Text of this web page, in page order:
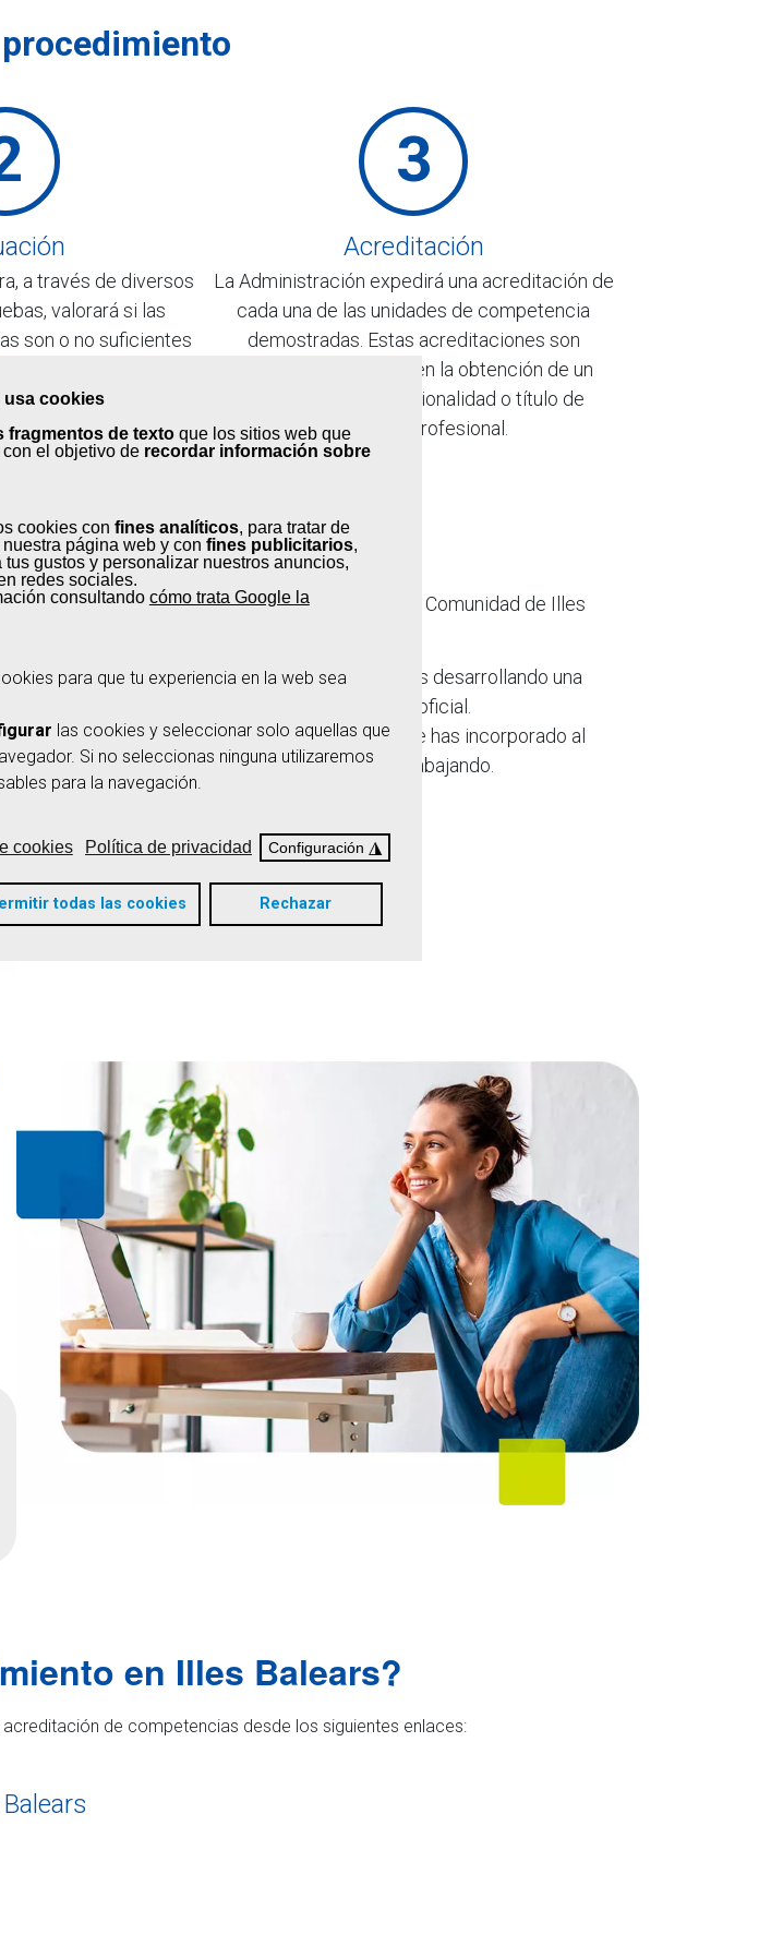
usa cookies
fragmentos de textoque los sitios web que
el objetivo de recordar información sobre
cookies con fines analíticos, para tratar de
página web y con fines publicitarios,
gustos y personalizar nuestros anuncios,
redes sociales.
consultando cómo trata Google la
para que tu experiencia en la web sea
las cookies y seleccionar solo aquellas que
Si no seleccionas ninguna utilizaremos
para la navegación.
cookies Política de privacidad Configuración ◮
todas las cookies Rechazar
a través de diversos
valorará si las
son o no suficientes
un itinerario
a obtenerlas.
3
Acreditación
La Administración expedirá una acreditación de
cada una de las unidades de competencia
demostradas. Estas acreditaciones son
acumulables y permiten la obtención de un
certificado de profesionalidad o título de
formación profesional.
¿Quién puede participar?
La acreditación de competencias que plantea la Comunidad de Illes
✔Has adquirido tus competencias profesionales desarrollando una
actividad laboral y no tienes una acreditación oficial.
✔No has terminado tus estudios académicos, te has incorporado al
mundo laboral y has aprendido tu profesión trabajando.
✔Te has formado por vías no formales.
en Illes Balears?
de competencias desde los siguientes enlaces: